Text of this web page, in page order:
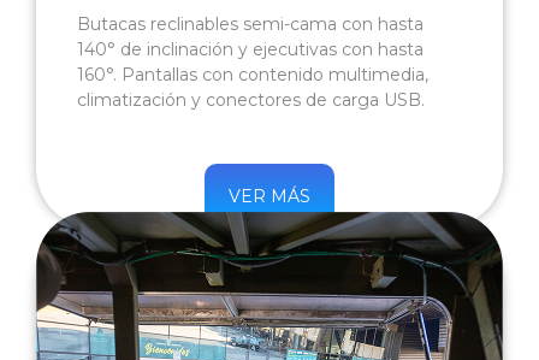
Butacas reclinables semi-cama con hasta
140° de inclinación y ejecutivas con hasta
160°. Pantallas con contenido multimedia,
climatización y conectores de carga USB.
VER MÁS